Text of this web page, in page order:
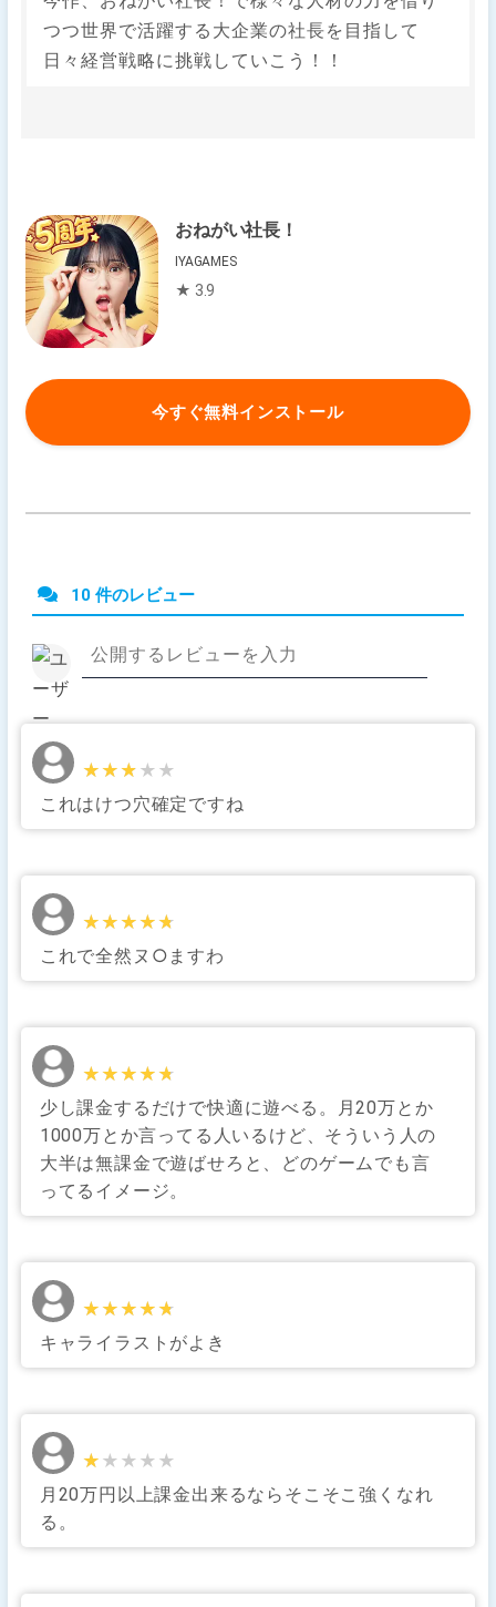
つつ世界で活躍する大企業の社長を目指して
日々経営戦略に挑戦していこう！！
おねがい社長！
IYAGAMES
★ 3.9
今すぐ無料インストール
10 件のレビュー
★★★★★
★★★★★
これはけつ穴確定ですね
★★★★★
★★★★★
これで全然ヌ○ますわ
★★★★★
★★★★★
少し課金するだけで快適に遊べる。月20万とか
1000万とか言ってる人いるけど、そういう人の
大半は無課金で遊ばせろと、どのゲームでも言
ってるイメージ。
★★★★★
★★★★★
キャライラストがよき
★★★★★
★★★★★
月20万円以上課金出来るならそこそこ強くなれ
る。